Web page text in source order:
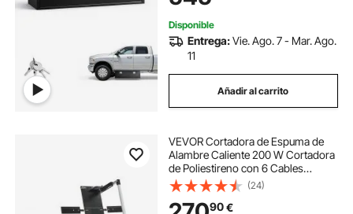
Negro
Disponible
Entrega:Vie. Ago. 7 - Mar. Ago.
11
Añadir al carrito
VEVOR Cortadora de Espuma de
Alambre Caliente 200 W Cortadora
de Poliestireno con 6 Cables
Calefactores Herramienta de Corte
Eléctrica con Longitud de Corte
Máxima de 1150 mm para Espuma,
(24)
90€